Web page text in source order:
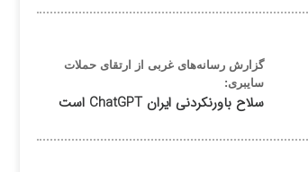
گزارش رسانه‌های غربی از ارتقای حملات
سایبری:
سلاح باورنکردنی ایران ChatGPT است